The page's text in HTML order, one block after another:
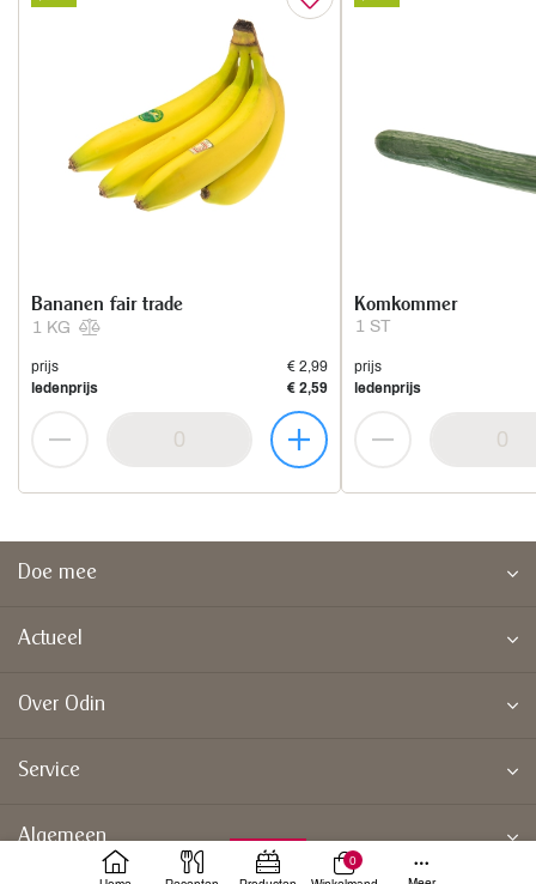
1 KG
Bananen fair trade
prijs
€ 2,99
ledenprijs
€ 2,59
1 ST
Komkommer
prijs
ledenprijs
Doe mee
Actueel
Over Odin
Service
Algemeen
0